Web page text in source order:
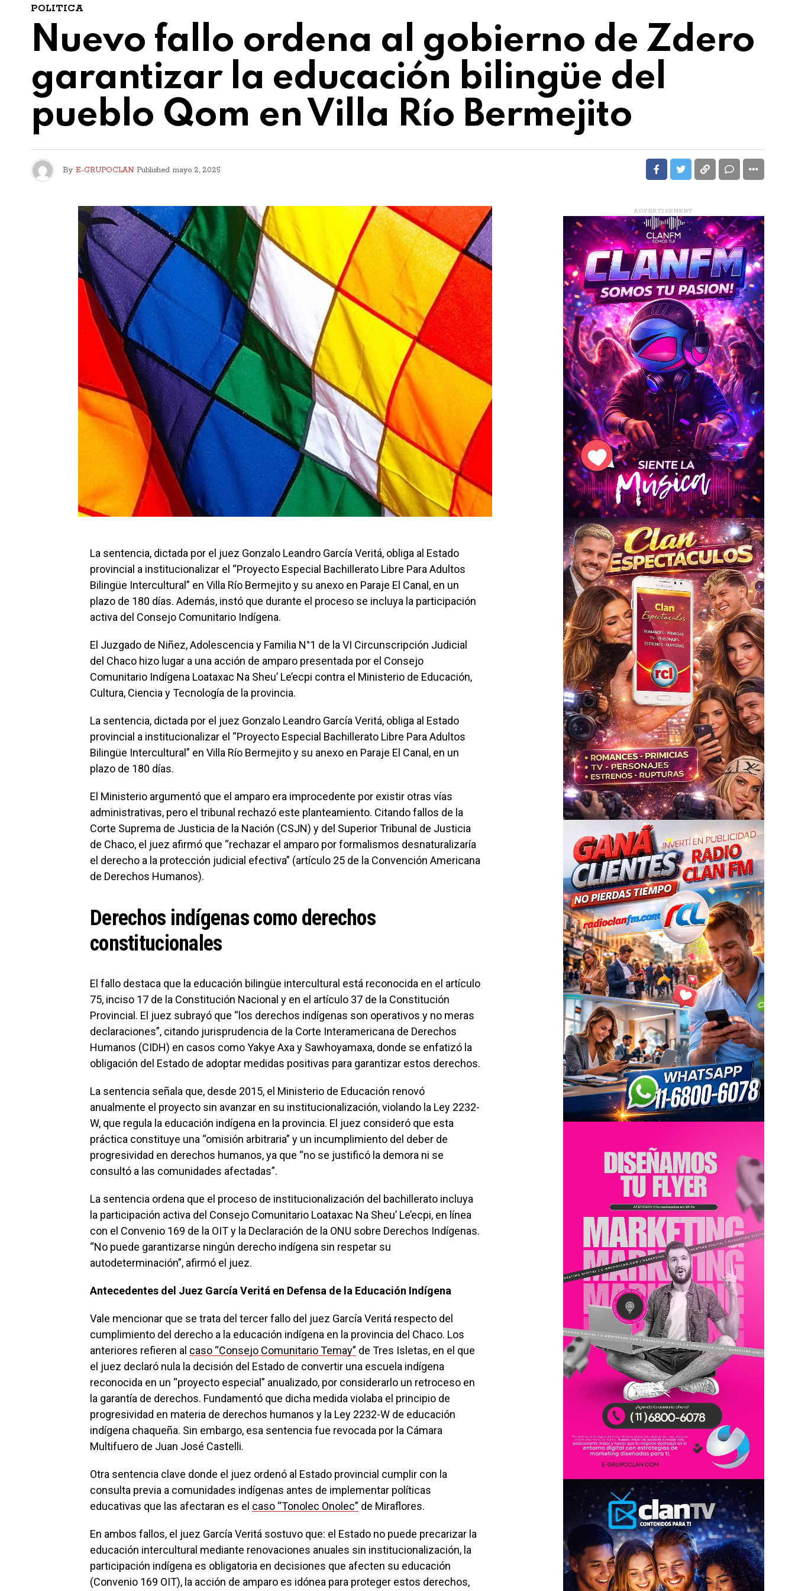
POLITICA
Nuevo fallo ordena al gobierno de Zdero
garantizar la educación bilingüe del
pueblo Qom en Villa Río Bermejito
By E-GRUPOCLAN Published mayo 2, 2025
La sentencia, dictada por el juez Gonzalo Leandro García Veritá, obliga al Estado
provincial a institucionalizar el “Proyecto Especial Bachillerato Libre Para Adultos
Bilingüe Intercultural” en Villa Río Bermejito y su anexo en Paraje El Canal, en un
plazo de 180 días. Además, instó que durante el proceso se incluya la participación
activa del Consejo Comunitario Indígena.
El Juzgado de Niñez, Adolescencia y Familia N°1 de la VI Circunscripción Judicial
del Chaco hizo lugar a una acción de amparo presentada por el Consejo
Comunitario Indígena Loataxac Na Sheu’ Le’ecpi contra el Ministerio de Educación,
Cultura, Ciencia y Tecnología de la provincia.
La sentencia, dictada por el juez Gonzalo Leandro García Veritá, obliga al Estado
provincial a institucionalizar el “Proyecto Especial Bachillerato Libre Para Adultos
Bilingüe Intercultural” en Villa Río Bermejito y su anexo en Paraje El Canal, en un
plazo de 180 días.
El Ministerio argumentó que el amparo era improcedente por existir otras vías
administrativas, pero el tribunal rechazó este planteamiento. Citando fallos de la
Corte Suprema de Justicia de la Nación (CSJN) y del Superior Tribunal de Justicia
de Chaco, el juez afirmó que “rechazar el amparo por formalismos desnaturalizaría
el derecho a la protección judicial efectiva” (artículo 25 de la Convención Americana
de Derechos Humanos).
Derechos indígenas como derechos
constitucionales
El fallo destaca que la educación bilingüe intercultural está reconocida en el artículo
75, inciso 17 de la Constitución Nacional y en el artículo 37 de la Constitución
Provincial. El juez subrayó que “los derechos indígenas son operativos y no meras
declaraciones”, citando jurisprudencia de la Corte Interamericana de Derechos
Humanos (CIDH) en casos como Yakye Axa y Sawhoyamaxa, donde se enfatizó la
obligación del Estado de adoptar medidas positivas para garantizar estos derechos.
La sentencia señala que, desde 2015, el Ministerio de Educación renovó
anualmente el proyecto sin avanzar en su institucionalización, violando la Ley 2232-
W, que regula la educación indígena en la provincia. El juez consideró que esta
práctica constituye una “omisión arbitraria” y un incumplimiento del deber de
progresividad en derechos humanos, ya que “no se justificó la demora ni se
consultó a las comunidades afectadas”.
La sentencia ordena que el proceso de institucionalización del bachillerato incluya
la participación activa del Consejo Comunitario Loataxac Na Sheu’ Le’ecpi, en línea
con el Convenio 169 de la OIT y la Declaración de la ONU sobre Derechos Indígenas.
“No puede garantizarse ningún derecho indígena sin respetar su
autodeterminación”, afirmó el juez.
Antecedentes del Juez García Veritá en Defensa de la Educación Indígena
Vale mencionar que se trata del tercer fallo del juez García Veritá respecto del
cumplimiento del derecho a la educación indígena en la provincia del Chaco. Los
anteriores refieren al caso “Consejo Comunitario Temay” de Tres Isletas, en el que
el juez declaró nula la decisión del Estado de convertir una escuela indígena
reconocida en un “proyecto especial” anualizado, por considerarlo un retroceso en
la garantía de derechos. Fundamentó que dicha medida violaba el principio de
progresividad en materia de derechos humanos y la Ley 2232-W de educación
indígena chaqueña. Sin embargo, esa sentencia fue revocada por la Cámara
Multifuero de Juan José Castelli.
Otra sentencia clave donde el juez ordenó al Estado provincial cumplir con la
consulta previa a comunidades indígenas antes de implementar políticas
educativas que las afectaran es el caso “Tonolec Onolec” de Miraflores.
En ambos fallos, el juez García Veritá sostuvo que: el Estado no puede precarizar la
educación intercultural mediante renovaciones anuales sin institucionalización, la
participación indígena es obligatoria en decisiones que afecten su educación
(Convenio 169 OIT), la acción de amparo es idónea para proteger estos derechos,
ADVERTISEMENT